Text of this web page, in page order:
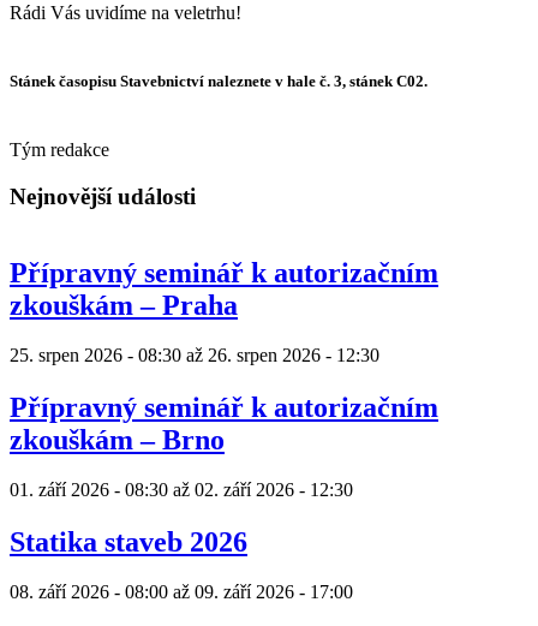
Rádi Vás uvidíme na veletrhu!
Stánek časopisu Stavebnictví naleznete v hale č. 3, stánek C02.
Tým redakce
Nejnovější události
Přípravný seminář k autorizačním
zkouškám – Praha
25. srpen 2026 - 08:30 až 26. srpen 2026 - 12:30
Přípravný seminář k autorizačním
zkouškám – Brno
01. září 2026 - 08:30 až 02. září 2026 - 12:30
Statika staveb 2026
08. září 2026 - 08:00 až 09. září 2026 - 17:00